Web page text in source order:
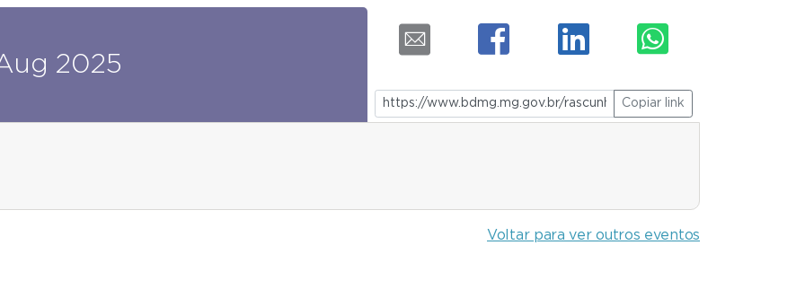
2025
Copiar link
Voltar para ver outros eventos